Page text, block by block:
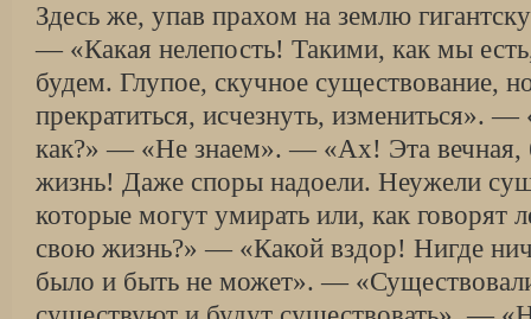
Здесь же, упав прахом на землю
— «Какая нелепость! Такими, как мы
будем. Глупое, скучное существование,
прекратиться, исчезнуть,
как?» — «Не знаем». — «Ах! Эта вечная,
жизнь! Даже споры надоели. Неужели
которые могут умирать или, как говорят
свою жизнь?» — «Какой вздор! Нигде
было и быть не может». —